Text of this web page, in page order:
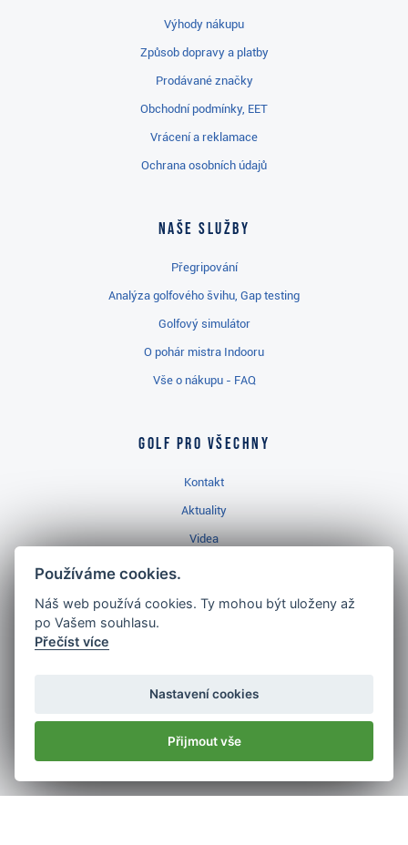
Výhody nákupu
Způsob dopravy a platby
Prodávané značky
Obchodní podmínky, EET
Vrácení a reklamace
Ochrana osobních údajů
Naše služby
Přegripování
Analýza golfového švihu, Gap testing
Golfový simulátor
O pohár mistra Indooru
Vše o nákupu - FAQ
Golf pro všechny
Kontakt
Aktuality
Videa
Prodejna Třinec
Golfový slovník
golf shop
Používáme cookies.
Náš web používá cookies. Ty mohou být uloženy až
po Vašem souhlasu.
Přečíst více
Nastavení cookies
Přijmout vše